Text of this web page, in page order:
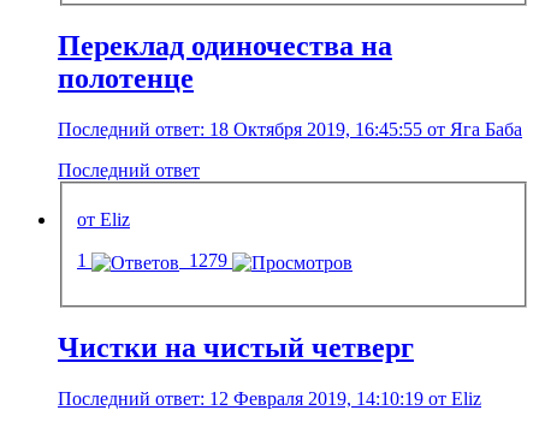
Переклад одиночества на
полотенце
Последний ответ: 18 Октября 2019, 16:45:55 от Яга Баба
Последний ответ
от Eliz
1
1279
Чистки на чистый четверг
Последний ответ: 12 Февраля 2019, 14:10:19 от Eliz